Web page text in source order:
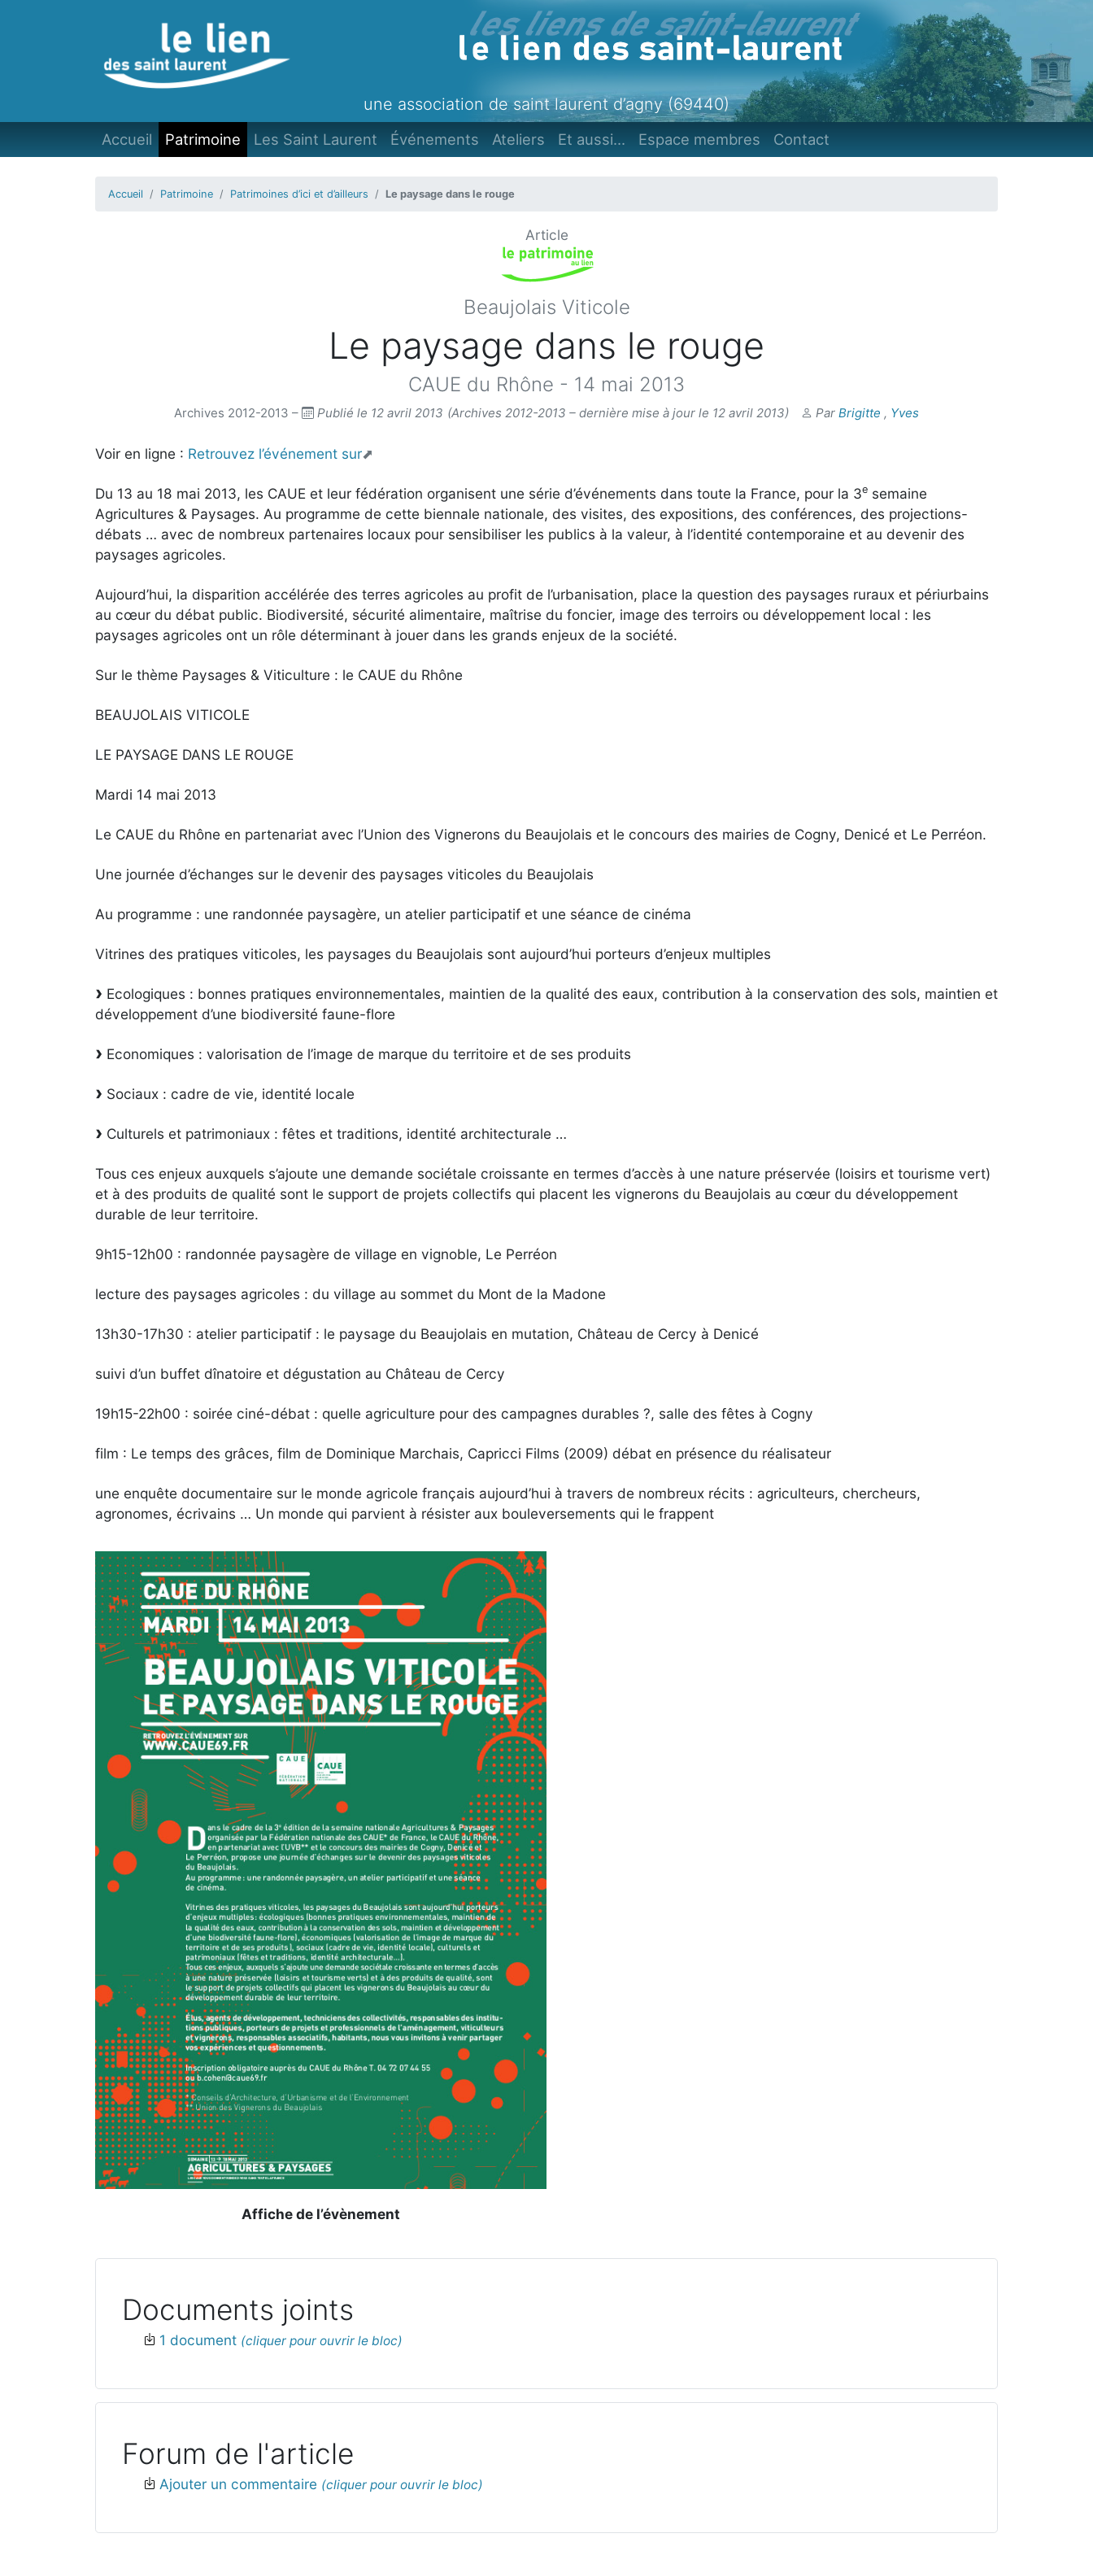
une association de saint laurent d’agny (69440)
Accueil Patrimoine Les Saint Laurent Événements Ateliers Et aussi... Espace membres Contact
Accueil Patrimoine Patrimoines d’ici et d’ailleurs Le paysage dans le rouge
Article
Beaujolais Viticole
Le paysage dans le rouge
CAUE du Rhône - 14 mai 2013
Archives 2012-2013 – Publié le 12 avril 2013 (Archives 2012-2013 – dernière mise à jour le 12 avril 2013) ParBrigitte , Yves
Voir en ligne : Retrouvez l’événement sur
Du 13 au 18 mai 2013, les CAUE et leur fédération organisent une série d’événements dans toute la France, pour la 3e semaine
Agricultures & Paysages. Au programme de cette biennale nationale, des visites, des expositions, des conférences, des projections-
débats … avec de nombreux partenaires locaux pour sensibiliser les publics à la valeur, à l’identité contemporaine et au devenir des
paysages agricoles.
Aujourd’hui, la disparition accélérée des terres agricoles au profit de l’urbanisation, place la question des paysages ruraux et périurbains
au cœur du débat public. Biodiversité, sécurité alimentaire, maîtrise du foncier, image des terroirs ou développement local : les
paysages agricoles ont un rôle déterminant à jouer dans les grands enjeux de la société.
Sur le thème Paysages & Viticulture : le CAUE du Rhône
BEAUJOLAIS VITICOLE
LE PAYSAGE DANS LE ROUGE
Mardi 14 mai 2013
Le CAUE du Rhône en partenariat avec l’Union des Vignerons du Beaujolais et le concours des mairies de Cogny, Denicé et Le Perréon.
Une journée d’échanges sur le devenir des paysages viticoles du Beaujolais
Au programme : une randonnée paysagère, un atelier participatif et une séance de cinéma
Vitrines des pratiques viticoles, les paysages du Beaujolais sont aujourd’hui porteurs d’enjeux multiples
Ecologiques : bonnes pratiques environnementales, maintien de la qualité des eaux, contribution à la conservation des sols, maintien et
développement d’une biodiversité faune-flore
Economiques : valorisation de l’image de marque du territoire et de ses produits
Sociaux : cadre de vie, identité locale
Culturels et patrimoniaux : fêtes et traditions, identité architecturale …
Tous ces enjeux auxquels s’ajoute une demande sociétale croissante en termes d’accès à une nature préservée (loisirs et tourisme vert)
et à des produits de qualité sont le support de projets collectifs qui placent les vignerons du Beaujolais au cœur du développement
durable de leur territoire.
9h15-12h00 : randonnée paysagère de village en vignoble, Le Perréon
lecture des paysages agricoles : du village au sommet du Mont de la Madone
13h30-17h30 : atelier participatif : le paysage du Beaujolais en mutation, Château de Cercy à Denicé
suivi d’un buffet dînatoire et dégustation au Château de Cercy
19h15-22h00 : soirée ciné-débat : quelle agriculture pour des campagnes durables ?, salle des fêtes à Cogny
film : Le temps des grâces, film de Dominique Marchais, Capricci Films (2009) débat en présence du réalisateur
une enquête documentaire sur le monde agricole français aujourd’hui à travers de nombreux récits : agriculteurs, chercheurs,
agronomes, écrivains … Un monde qui parvient à résister aux bouleversements qui le frappent
Affiche de l’évènement
Documents joints
1 document
Forum de l'article
Ajouter un commentaire